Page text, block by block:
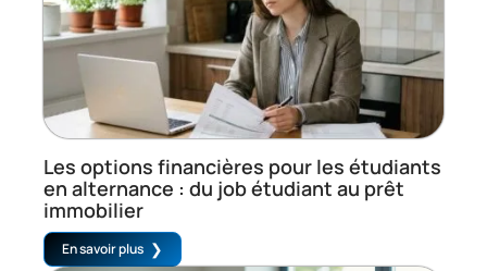
Les options financières pour les étudiants
en alternance : du job étudiant au prêt
immobilier
En savoir plus